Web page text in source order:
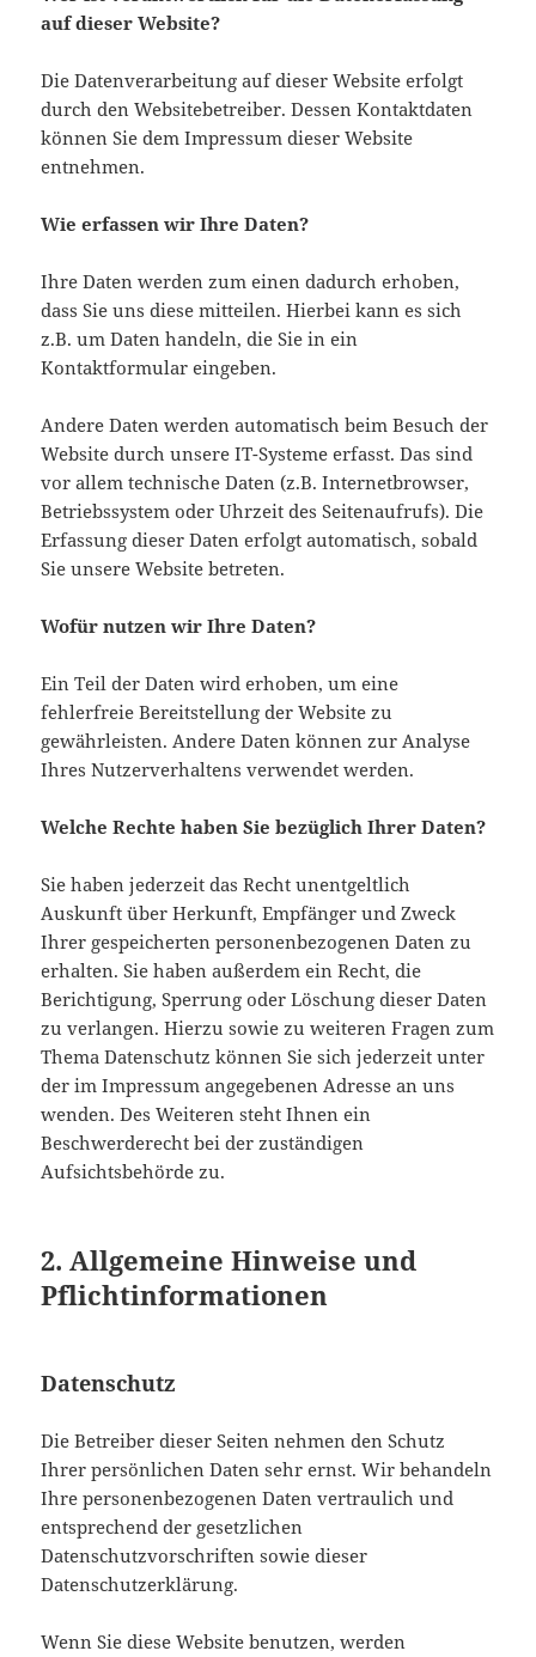
auf dieser Website?
Die Datenverarbeitung auf dieser Website erfolgt
durch den Websitebetreiber. Dessen Kontaktdaten
können Sie dem Impressum dieser Website
entnehmen.
Wie erfassen wir Ihre Daten?
Ihre Daten werden zum einen dadurch erhoben,
dass Sie uns diese mitteilen. Hierbei kann es sich
z.B. um Daten handeln, die Sie in ein
Kontaktformular eingeben.
Andere Daten werden automatisch beim Besuch der
Website durch unsere IT-Systeme erfasst. Das sind
vor allem technische Daten (z.B. Internetbrowser,
Betriebssystem oder Uhrzeit des Seitenaufrufs). Die
Erfassung dieser Daten erfolgt automatisch, sobald
Sie unsere Website betreten.
Wofür nutzen wir Ihre Daten?
Ein Teil der Daten wird erhoben, um eine
fehlerfreie Bereitstellung der Website zu
gewährleisten. Andere Daten können zur Analyse
Ihres Nutzerverhaltens verwendet werden.
Welche Rechte haben Sie bezüglich Ihrer Daten?
Sie haben jederzeit das Recht unentgeltlich
Auskunft über Herkunft, Empfänger und Zweck
Ihrer gespeicherten personenbezogenen Daten zu
erhalten. Sie haben außerdem ein Recht, die
Berichtigung, Sperrung oder Löschung dieser Daten
zu verlangen. Hierzu sowie zu weiteren Fragen zum
Thema Datenschutz können Sie sich jederzeit unter
der im Impressum angegebenen Adresse an uns
wenden. Des Weiteren steht Ihnen ein
Beschwerderecht bei der zuständigen
Aufsichtsbehörde zu.
2. Allgemeine Hinweise und
Pflichtinformationen
Datenschutz
Die Betreiber dieser Seiten nehmen den Schutz
Ihrer persönlichen Daten sehr ernst. Wir behandeln
Ihre personenbezogenen Daten vertraulich und
entsprechend der gesetzlichen
Datenschutzvorschriften sowie dieser
Datenschutzerklärung.
Wenn Sie diese Website benutzen, werden